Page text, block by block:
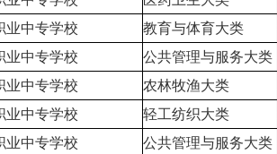
业中专学校 教育与体育大类
业中专学校 公共管理与服务大类
业中专学校 农林牧渔大类
业中专学校 轻工纺织大类
业中专学校 公共管理与服务大类